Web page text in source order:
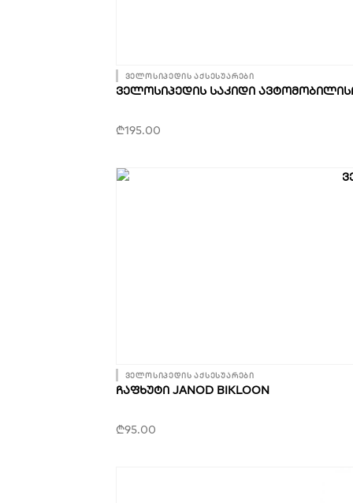
ველოსიპედის აქსესუარები
ᲕᲔᲚᲝᲡᲘᲞᲔᲓᲘᲡ ᲡᲐᲙᲘᲓᲘ
₾195.00
ველოსიპედის აქსესუარები
ᲩᲐᲤᲮᲣᲢᲘ JANOD BIKLOON
₾95.00